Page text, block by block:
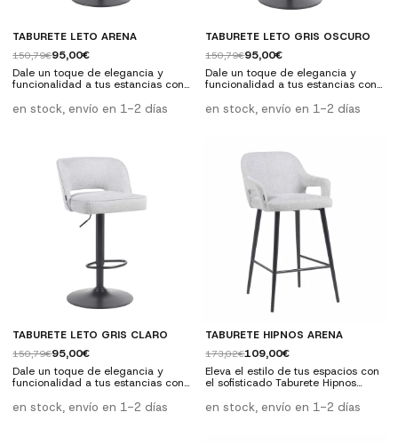
TABURETE LETO ARENA
150,79€95,00€
Dale un toque de elegancia y
funcionalidad a tus estancias con
estilizado y contemporáneo,
realzado por su suave tapizado en
sobresaliente para barras de
cocina, islas, zonas de bar o
mesas altas. Gracias a su
mecanismo de ajuste de altura, se
adapta perfectamente a una...
en stock, envío en 1-2 días
TABURETE LETO GRIS OSCURO
150,79€95,00€
Dale un toque de elegancia y
funcionalidad a tus estancias con
diseño estilizado y
contemporáneo, realzado por su
una elección sobresaliente para
barras de cocina, islas, zonas de
bar o mesas altas. Gracias a su
mecanismo de ajuste de altura, se
adapta...
en stock, envío en 1-2 días
TABURETE LETO GRIS CLARO
150,79€95,00€
Dale un toque de elegancia y
funcionalidad a tus estancias con
diseño estilizado y
contemporáneo, realzado por su
en stock, envío en 1-2 días
TABURETE HIPNOS ARENA
173,02€109,00€
Eleva el estilo de tus espacios con
el sofisticado Taburete Hipnos
contemporáneo, realzado por su
suave tapizado en un tono arena,
en stock, envío en 1-2 días